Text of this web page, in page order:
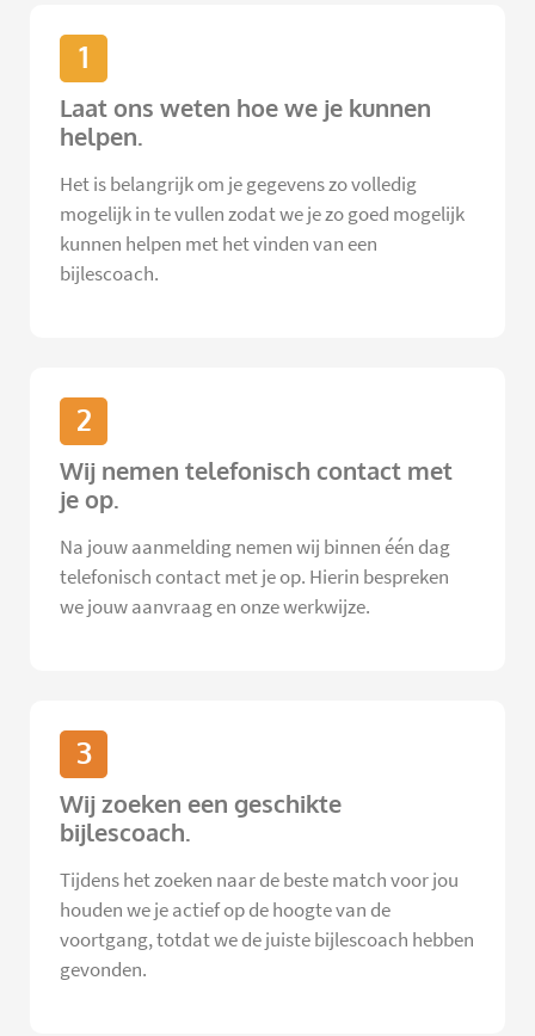
1
Laat ons weten hoe we je kunnen
helpen.
Het is belangrijk om je gegevens zo volledig
mogelijk in te vullen zodat we je zo goed mogelijk
kunnen helpen met het vinden van een
bijlescoach.
2
Wij nemen telefonisch contact met
je op.
Na jouw aanmelding nemen wij binnen één dag
telefonisch contact met je op. Hierin bespreken
we jouw aanvraag en onze werkwijze.
3
Wij zoeken een geschikte
bijlescoach.
Tijdens het zoeken naar de beste match voor jou
houden we je actief op de hoogte van de
voortgang, totdat we de juiste bijlescoach hebben
gevonden.